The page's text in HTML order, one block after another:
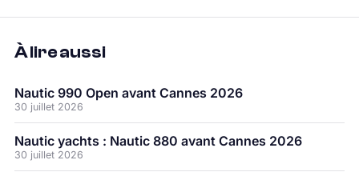
À lire aussi
Nautic 990 Open avant Cannes 2026
30 juillet 2026
Nautic yachts : Nautic 880 avant Cannes 2026
30 juillet 2026